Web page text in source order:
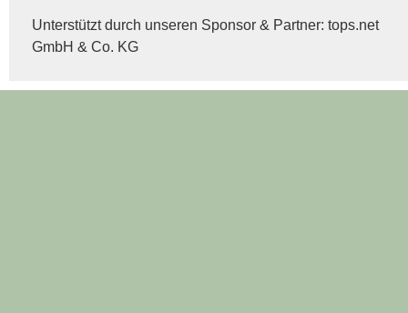
Unterstützt durch unseren Sponsor & Partner: tops.net
GmbH & Co. KG